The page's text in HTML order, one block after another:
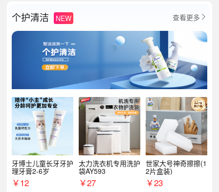
个护清洁 NEW 查看更多 
牙博士儿童长牙牙护
理牙膏2-6岁
￥12
太力洗衣机专用洗护
袋AY593
￥27
世家大号神奇擦擦(1
2片盒装)
￥23